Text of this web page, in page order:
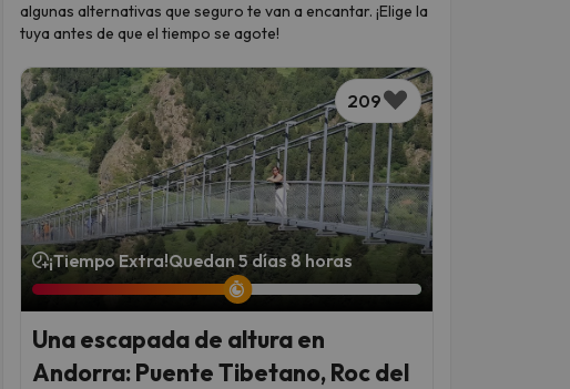
algunas alternativas que seguro te van a encantar. ¡Elige la
tuya antes de que el tiempo se agote!
209
¡Tiempo Extra!Quedan 5 días 8 horas
Una escapada de altura en
Andorra: Puente Tibetano, Roc del